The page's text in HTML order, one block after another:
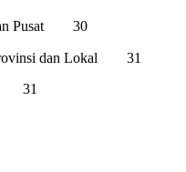
Pusat 30
dan Lokal 31
31